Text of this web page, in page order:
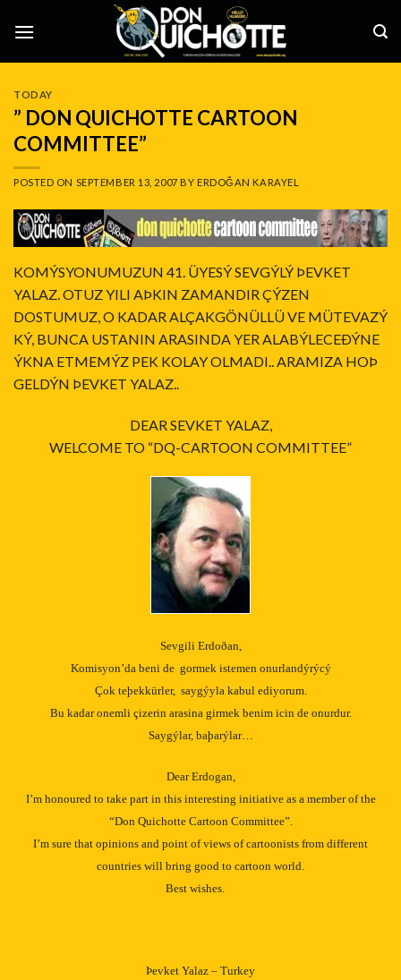
TODAY
” DON QUICHOTTE CARTOON
COMMITTEE”
POSTED ON SEPTEMBER 13, 2007 BY ERDOĞAN KARAYEL
KOMÝSYONUMUZUN 41. ÜYESÝ SEVGÝLÝ ÞEVKET
YALAZ. OTUZ YILI AÞKIN ZAMANDIR ÇÝZEN
DOSTUMUZ, O KADAR ALÇAKGÖNÜLLÜ VE MÜTEVAZÝ
KÝ, BUNCA USTANIN ARASINDA YER ALABÝLECEÐÝNE
ÝKNA ETMEMÝZ PEK KOLAY OLMADI.. ARAMIZA HOÞ
GELDÝN ÞEVKET YALAZ..
DEAR SEVKET YALAZ,
WELCOME TO “DQ-CARTOON COMMITTEE”
Sevgili Erdoðan,
Komisyon’da beni de gormek istemen onurlandýrýcý
Çok teþekkürler, saygýyla kabul ediyorum.
Bu kadar onemli çizerin arasina girmek benim icin de onurdur.
Saygýlar, baþarýlar…
Dear Erdogan,
I’m honoured to take part in this interesting initiative as a member of the
“Don Quichotte Cartoon Committee”.
I’m sure that opinions and point of views of cartoonists from different
countries will bring good to cartoon world.
Best wishes.
Þevket Yalaz – Turkey